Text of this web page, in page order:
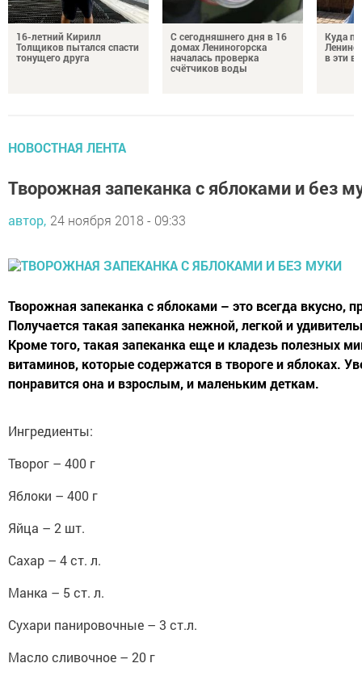
16-летний Кирилл
Толщиков пытался спасти
тонущего друга
С сегодняшнего дня в 16
домах Лениногорска
началась проверка
счётчиков воды
Куда
в эти
НОВОСТНАЯ ЛЕНТА
Творожная запеканка с яблоками и без
автор, 24 ноября 2018 - 09:33
Творожная запеканка с яблоками – это всегда вкусно,
Получается такая запеканка нежной, легкой и
Кроме того, такая запеканка еще и кладезь полезных
витаминов, которые содержатся в твороге и яблоках.
понравится она и взрослым, и маленьким деткам.
Ингредиенты:
Творог – 400 г
Яблоки – 400 г
Яйца – 2 шт.
Сахар – 4 ст. л.
Манка – 5 ст. л.
Сухари панировочные – 3 ст.л.
Масло сливочное – 20 г